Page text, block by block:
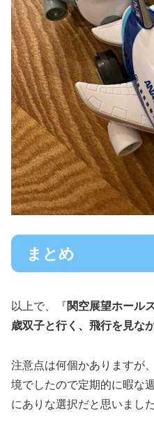
まとめ
以上で、『関空展望ホール
歳双子と行く、飛行を見な
注意点は何個かありますが
境でしたので定期的に暇な
にありな選択だと思いました